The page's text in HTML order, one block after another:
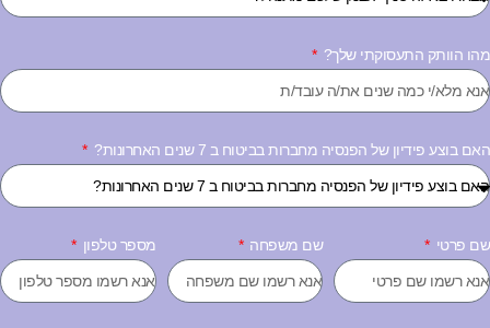
הוותק התעסוקתי שלך?
בוצע פידיון של הפנסיה מחברות בביטוח ב 7 שנים האחרונות?
פרטי שם משפחה מספר טלפון